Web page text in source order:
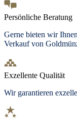
Persönliche Beratung
Gerne bieten wir
Verkauf von
Exzellente Qualität
Wir garantieren